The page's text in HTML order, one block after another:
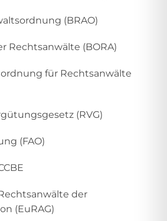
(BRAO)
Rechtsanwälte (BORA)
für Rechtsanwälte
(RVG)
(FAO)
der
(EuRAG)